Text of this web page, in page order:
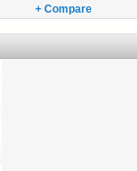
+ Compare